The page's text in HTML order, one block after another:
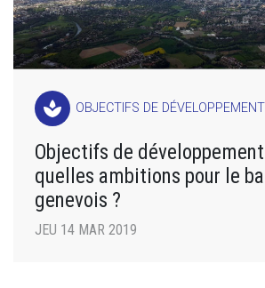
spa OBJECTIFS DE
Objectifs de
quelles ambitions pour le
genevois ?
JEU 14 MAR 2019